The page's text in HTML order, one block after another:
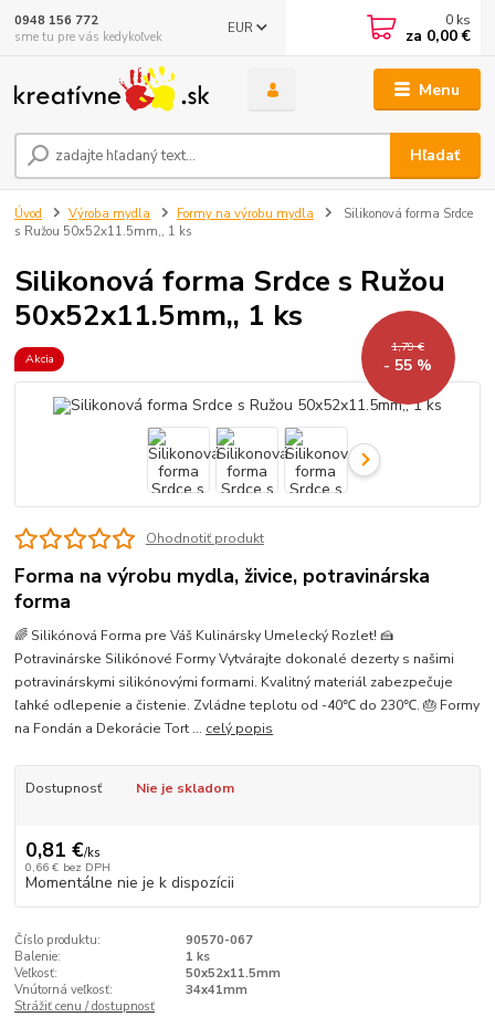
Menu
EUR
Hľadať
0948 156 772
sme tu pre vás kedykoľvek
0 ks
za 0,00 €
Úvod Výroba mydla Formy na výrobu mydla
Silikonová forma Srdce
s Ružou 50x52x11.5mm,, 1 ks
Silikonová forma Srdce s Ružou
50x52x11.5mm,, 1 ks
Akcia
1,79 €
- 55 %
Ohodnotiť produkt
Forma na výrobu mydla, živice, potravinárska
forma
🌈 Silikónová Forma pre Váš Kulinársky Umelecký Rozlet! 🍰
Potravinárske Silikónové Formy Vytvárajte dokonalé dezerty s našimi
potravinárskymi silikónovými formami. Kvalitný materiál zabezpečuje
ľahké odlepenie a čistenie. Zvládne teplotu od -40℃ do 230℃. 🎂 Formy
na Fondán a Dekorácie Tort ... celý popis
Dostupnosť Nie je skladom
0,81 €/ks
0,66 € bez DPH
Momentálne nie je k dispozícii
Číslo produktu:
90570-067
Balenie:
1 ks
Veľkosť:
50x52x11.5mm
Vnútorná veľkosť:
34x41mm
Strážiť cenu / dostupnosť